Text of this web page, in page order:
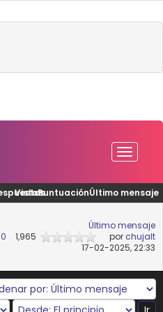
VistasPuntuaciónÚltimo mensaje
0 1,965
Último mensaje
por chujalt
17-02-2025, 22:33